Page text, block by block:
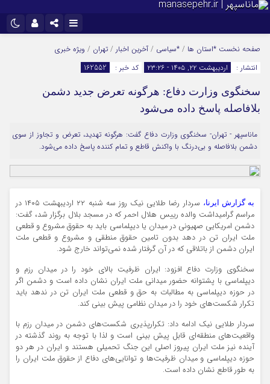
اینستاگرام تلگرام
سروش ایتا
آپارات
نام کاربری یا نشانی ایمیل
رمز عبور
مرا به خاطر بسپار
صفحه نخست *استان ها / *سیاسی / آخرین اخبار / تهران / ویژه خبری
انتشار :
اردیبهشت ۲۲, ۱۴۰۵ - ۲۳:۲۶ کد خبر : 162552
سخنگوی وزارت دفاع: هرگونه تعرض جدید دشمن
بلافاصله پاسخ داده می‌شود
ماناسپهر - تهران- سخنگوی وزارت دفاع گفت: هرگونه تهدید، تعرض و تجاوز از سوی
دشمن بلافاصله و بی‌درنگ با واکنش قاطع و تمام کننده پاسخ داده می‌شود.
به گزارش ایرنا،
سردار رضا طلایی نیک روز سه شنبه ۲۲ اردیبهشت ۱۴۰۵ در
مراسم گرامیداشت والده رییس هلال احمر که در مسجد بلال برگزار شد، گفت:
دشمن امریکایی صهیونی در میدان یا دیپلماسی باید به حقوق مشروع و قطعی
ملت ایران تن در دهد بدون تامین حقوق منطقی و مشروع و قطعی ملت
ایران دشمن از باتلاقی که در آن گرفتار شده نمی‌تواند خارج شود.
سخنگوی وزارت دفاع افزود: ایران ظرفیت بالای خود را در میدان رزم و
دیپلماسی با پشتوانه حضور میدانی ملت ایران نشان داده است و دشمن اگر
در حوزه دیپلماسی به مطالبات به حق و قطعی ملت ایران تن در ندهد باید
تکرار شکست‌های خود را در میدان نظامی پیش بینی کند.
سردار طلایی نیک ادامه داد: تکرارپذیری شکست‌های دشمن در میدان رزم با
واقعیت‌های منطقه‌ای قابل پیش بینی است و لذا با توجه به روند گذشته در
آینده نیز ملت ایران پیروز اصلی این جنگ تحمیلی هستند و ایران در هر دو
حوزه دیپلماسی و میدان ظرفیت‌ها و توانایی‌های دفاع از حقوق ملت ایران را
به طور قاطع نشان داده است.